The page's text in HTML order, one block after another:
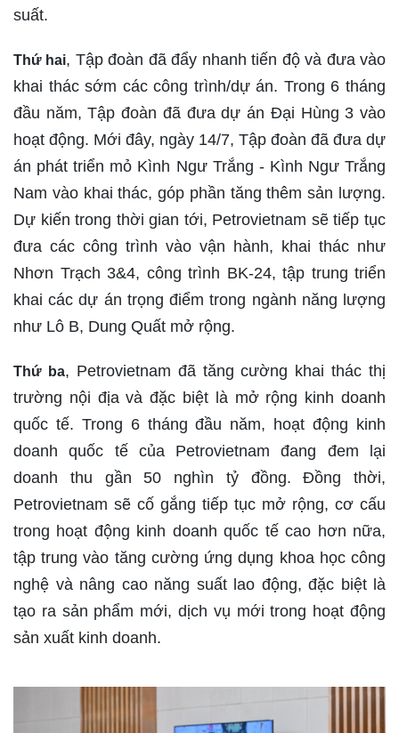
suất.
Thứ hai, Tập đoàn đã đẩy nhanh tiến độ và đưa vào
khai thác sớm các công trình/dự án. Trong 6 tháng
đầu năm, Tập đoàn đã đưa dự án Đại Hùng 3 vào
hoạt động. Mới đây, ngày 14/7, Tập đoàn đã đưa dự
án phát triển mỏ Kình Ngư Trắng - Kình Ngư Trắng
Nam vào khai thác, góp phần tăng thêm sản lượng.
Dự kiến trong thời gian tới, Petrovietnam sẽ tiếp tục
đưa các công trình vào vận hành, khai thác như
Nhơn Trạch 3&4, công trình BK-24, tập trung triển
khai các dự án trọng điểm trong ngành năng lượng
như Lô B, Dung Quất mở rộng.
Thứ ba, Petrovietnam đã tăng cường khai thác thị
trường nội địa và đặc biệt là mở rộng kinh doanh
quốc tế. Trong 6 tháng đầu năm, hoạt động kinh
doanh quốc tế của Petrovietnam đang đem lại
doanh thu gần 50 nghìn tỷ đồng. Đồng thời,
Petrovietnam sẽ cố gắng tiếp tục mở rộng, cơ cấu
trong hoạt động kinh doanh quốc tế cao hơn nữa,
tập trung vào tăng cường ứng dụng khoa học công
nghệ và nâng cao năng suất lao động, đặc biệt là
tạo ra sản phẩm mới, dịch vụ mới trong hoạt động
sản xuất kinh doanh.